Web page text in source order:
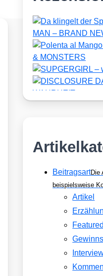
BeitragsartDie
beispielsweise
Artikel